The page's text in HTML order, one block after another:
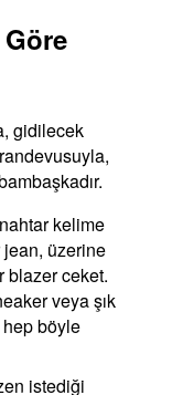
gidilecek
kelime
jean, üzerine
blazer ceket.
veya şık
böyle
istediği